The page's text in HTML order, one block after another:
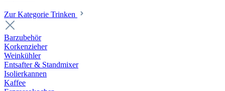
Zur Kategorie Trinken
Barzubehör
Korkenzieher
Weinkühler
Entsafter & Standmixer
Isolierkannen
Kaffee